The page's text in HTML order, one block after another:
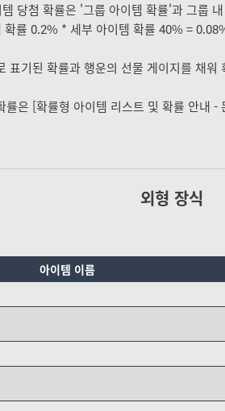
당첨 확률은 '그룹 아이템 확률'과 그룹
률 0.2% * 세부 아이템 확률 40% =
표기된 확률과 행운의 선물 게이지를 채
은 [확률형 아이템 리스트 및 확률 안내
외형 장식
아이템 이름